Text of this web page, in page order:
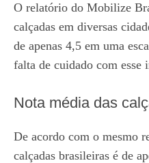
O relatório do Mobilize
calçadas em diversas
de apenas 4,5 em uma
falta de cuidado com esse
Nota média das
De acordo com o mesmo
calçadas brasileiras é de